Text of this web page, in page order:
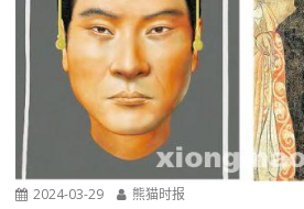
2024-03-29 熊猫时报